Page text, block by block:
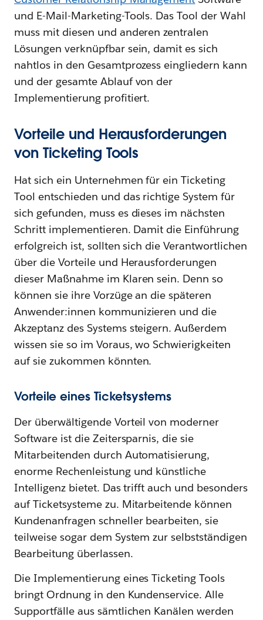
und E-Mail-Marketing-Tools. Das Tool der Wahl
muss mit diesen und anderen zentralen
Lösungen verknüpfbar sein, damit es sich
nahtlos in den Gesamtprozess eingliedern kann
und der gesamte Ablauf von der
Implementierung profitiert.
Vorteile und Herausforderungen
von Ticketing Tools
Hat sich ein Unternehmen für ein Ticketing
Tool entschieden und das richtige System für
sich gefunden, muss es dieses im nächsten
Schritt implementieren. Damit die Einführung
erfolgreich ist, sollten sich die Verantwortlichen
über die Vorteile und Herausforderungen
dieser Maßnahme im Klaren sein. Denn so
können sie ihre Vorzüge an die späteren
Anwender:innen kommunizieren und die
Akzeptanz des Systems steigern. Außerdem
wissen sie so im Voraus, wo Schwierigkeiten
auf sie zukommen könnten.
Vorteile eines Ticketsystems
Der überwältigende Vorteil von moderner
Software ist die Zeitersparnis, die sie
Mitarbeitenden durch Automatisierung,
enorme Rechenleistung und künstliche
Intelligenz bietet. Das trifft auch und besonders
auf Ticketsysteme zu. Mitarbeitende können
Kundenanfragen schneller bearbeiten, sie
teilweise sogar dem System zur selbstständigen
Bearbeitung überlassen.
Die Implementierung eines Ticketing Tools
bringt Ordnung in den Kundenservice. Alle
Supportfälle aus sämtlichen Kanälen werden